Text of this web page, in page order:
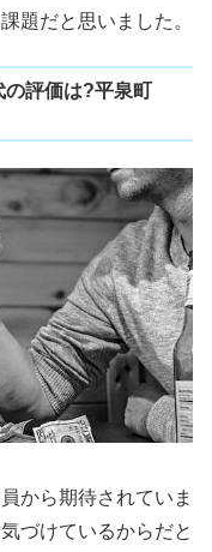
題だと思いました。
の評価は?平泉町
から期待されていま
づけているからだと